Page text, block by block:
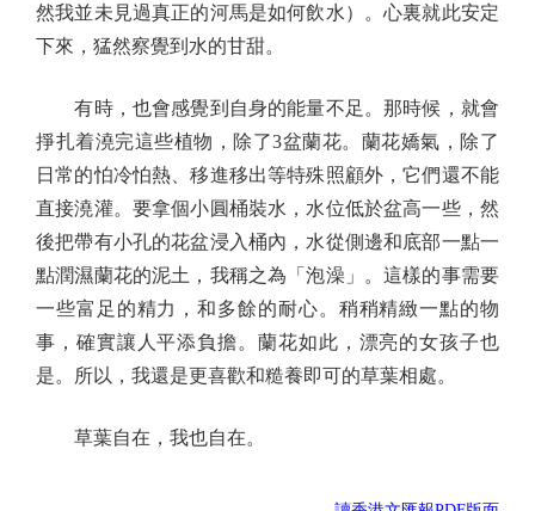
然我並未見過真正的河馬是如何飲水）。心裏就此安定
下來，猛然察覺到水的甘甜。
有時，也會感覺到自身的能量不足。那時候，就會
掙扎着澆完這些植物，除了3盆蘭花。蘭花嬌氣，除了
日常的怕冷怕熱、移進移出等特殊照顧外，它們還不能
直接澆灌。要拿個小圓桶裝水，水位低於盆高一些，然
後把帶有小孔的花盆浸入桶內，水從側邊和底部一點一
點潤濕蘭花的泥土，我稱之為「泡澡」。這樣的事需要
一些富足的精力，和多餘的耐心。稍稍精緻一點的物
事，確實讓人平添負擔。蘭花如此，漂亮的女孩子也
是。所以，我還是更喜歡和糙養即可的草葉相處。
草葉自在，我也自在。